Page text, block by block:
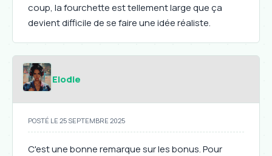
coup, la fourchette est tellement large que ça
devient difficile de se faire une idée réaliste.
Elodie
POSTÉ LE 25 SEPTEMBRE 2025
C'est une bonne remarque sur les bonus. Pour